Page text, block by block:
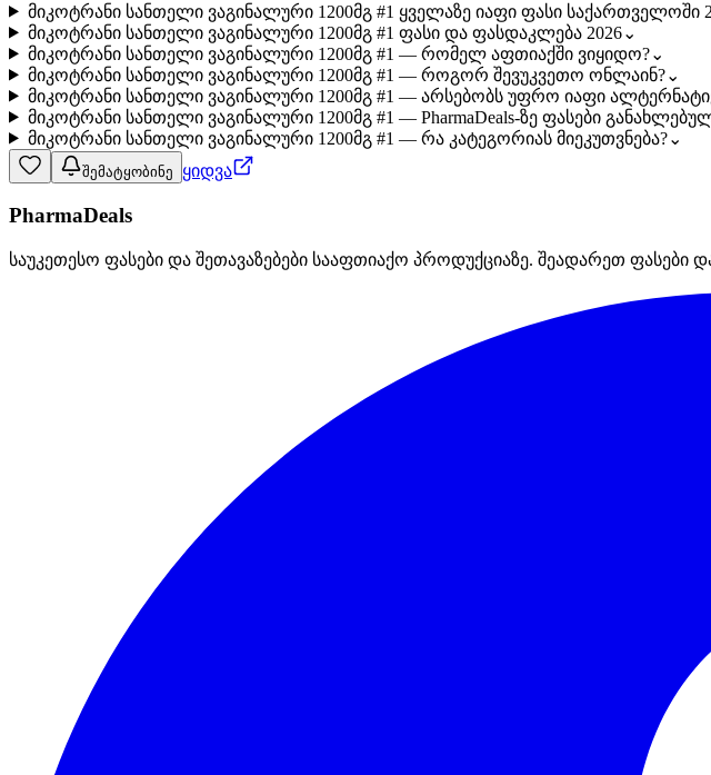
მიკოტრანი სანთელი ვაგინალური 1200მგ #1 ყველაზე იაფი ფასი საქართველოში
მიკოტრანი სანთელი ვაგინალური 1200მგ #1 ფასი და ფასდაკლება 2026⌄
მიკოტრანი სანთელი ვაგინალური 1200მგ #1 — რომელ აფთიაქში ვიყიდო?⌄
მიკოტრანი სანთელი ვაგინალური 1200მგ #1 — როგორ შევუკვეთო ონლაინ?⌄
მიკოტრანი სანთელი ვაგინალური 1200მგ #1 — არსებობს უფრო იაფი
მიკოტრანი სანთელი ვაგინალური 1200მგ #1 — PharmaDeals-ზე ფასები
მიკოტრანი სანთელი ვაგინალური 1200მგ #1 — რა კატეგორიას მიეკუთვნება?⌄
შემატყობინე ყიდვა
PharmaDeals
საუკეთესო ფასები და შეთავაზებები სააფთიაქო პროდუქციაზე. შეადარეთ ფასები